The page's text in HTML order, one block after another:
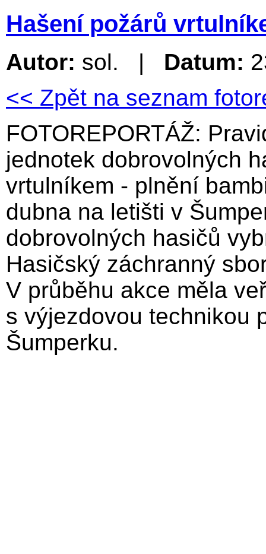
Hašení požárů
Autor: sol. | Datum:
<< Zpět na seznam
FOTOREPORTÁŽ:
jednotek dobrovolných
vrtulníkem - plnění
dubna na letišti v
dobrovolných hasičů
Hasičský záchranný
V průběhu akce měla
s výjezdovou technikou
Šumperku.